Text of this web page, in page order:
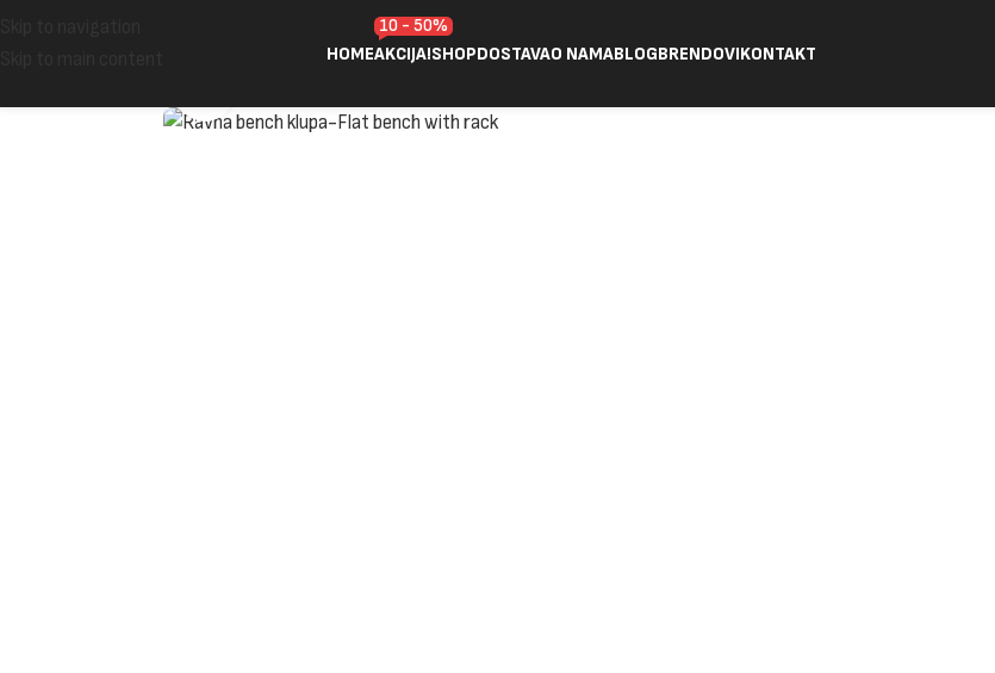
HOMEAKCIJA!
10 - 50%
SHOPDOSTAVAO NAMABLOGBRENDOVIKONTAKT